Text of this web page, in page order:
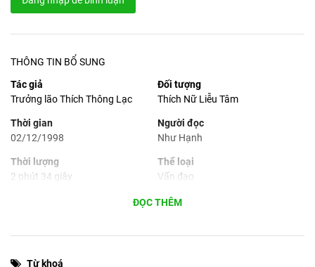
THÔNG TIN BỔ SUNG
Tác giả
Trưởng lão Thích Thông Lạc
Đối tượng
Thích Nữ Liễu Tâm
Thời gian
02/12/1998
Người đọc
Như Hạnh
Thời lượng
2 phút 34 giây
Thể loại
Vấn đạo
Ngôn ngữ
Phù hợp cho
ĐỌC THÊM
Từ khoá